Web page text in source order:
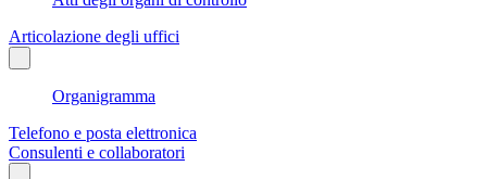
Articolazione degli uffici
Organigramma
Telefono e posta elettronica
Consulenti e collaboratori